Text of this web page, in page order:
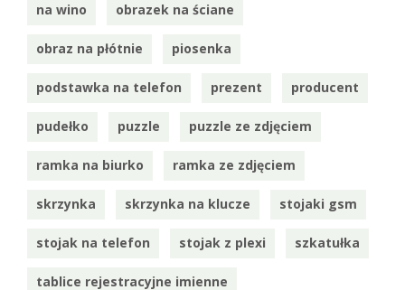
na wino obrazek na ściane
obraz na płótnie piosenka
podstawka na telefon prezent producent
pudełko puzzle puzzle ze zdjęciem
ramka na biurko ramka ze zdjęciem
skrzynka skrzynka na klucze stojaki gsm
stojak na telefon stojak z plexi szkatułka
tablice rejestracyjne imienne